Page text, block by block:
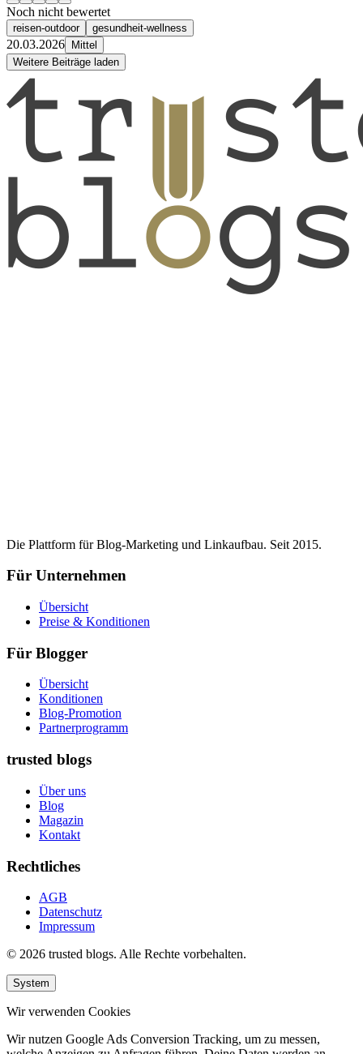
Noch nicht bewertet
reisen-outdoor gesundheit-wellness
20.03.2026 Mittel
Weitere Beiträge laden
Die Plattform für Blog-Marketing und Linkaufbau. Seit 2015.
Für Unternehmen
Übersicht
Preise & Konditionen
Für Blogger
Übersicht
Konditionen
Blog-Promotion
Partnerprogramm
trusted blogs
Über uns
Blog
Magazin
Kontakt
Rechtliches
AGB
Datenschutz
Impressum
© 2026 trusted blogs. Alle Rechte vorbehalten.
System
Wir verwenden Cookies
Wir nutzen Google Ads Conversion Tracking, um zu messen,